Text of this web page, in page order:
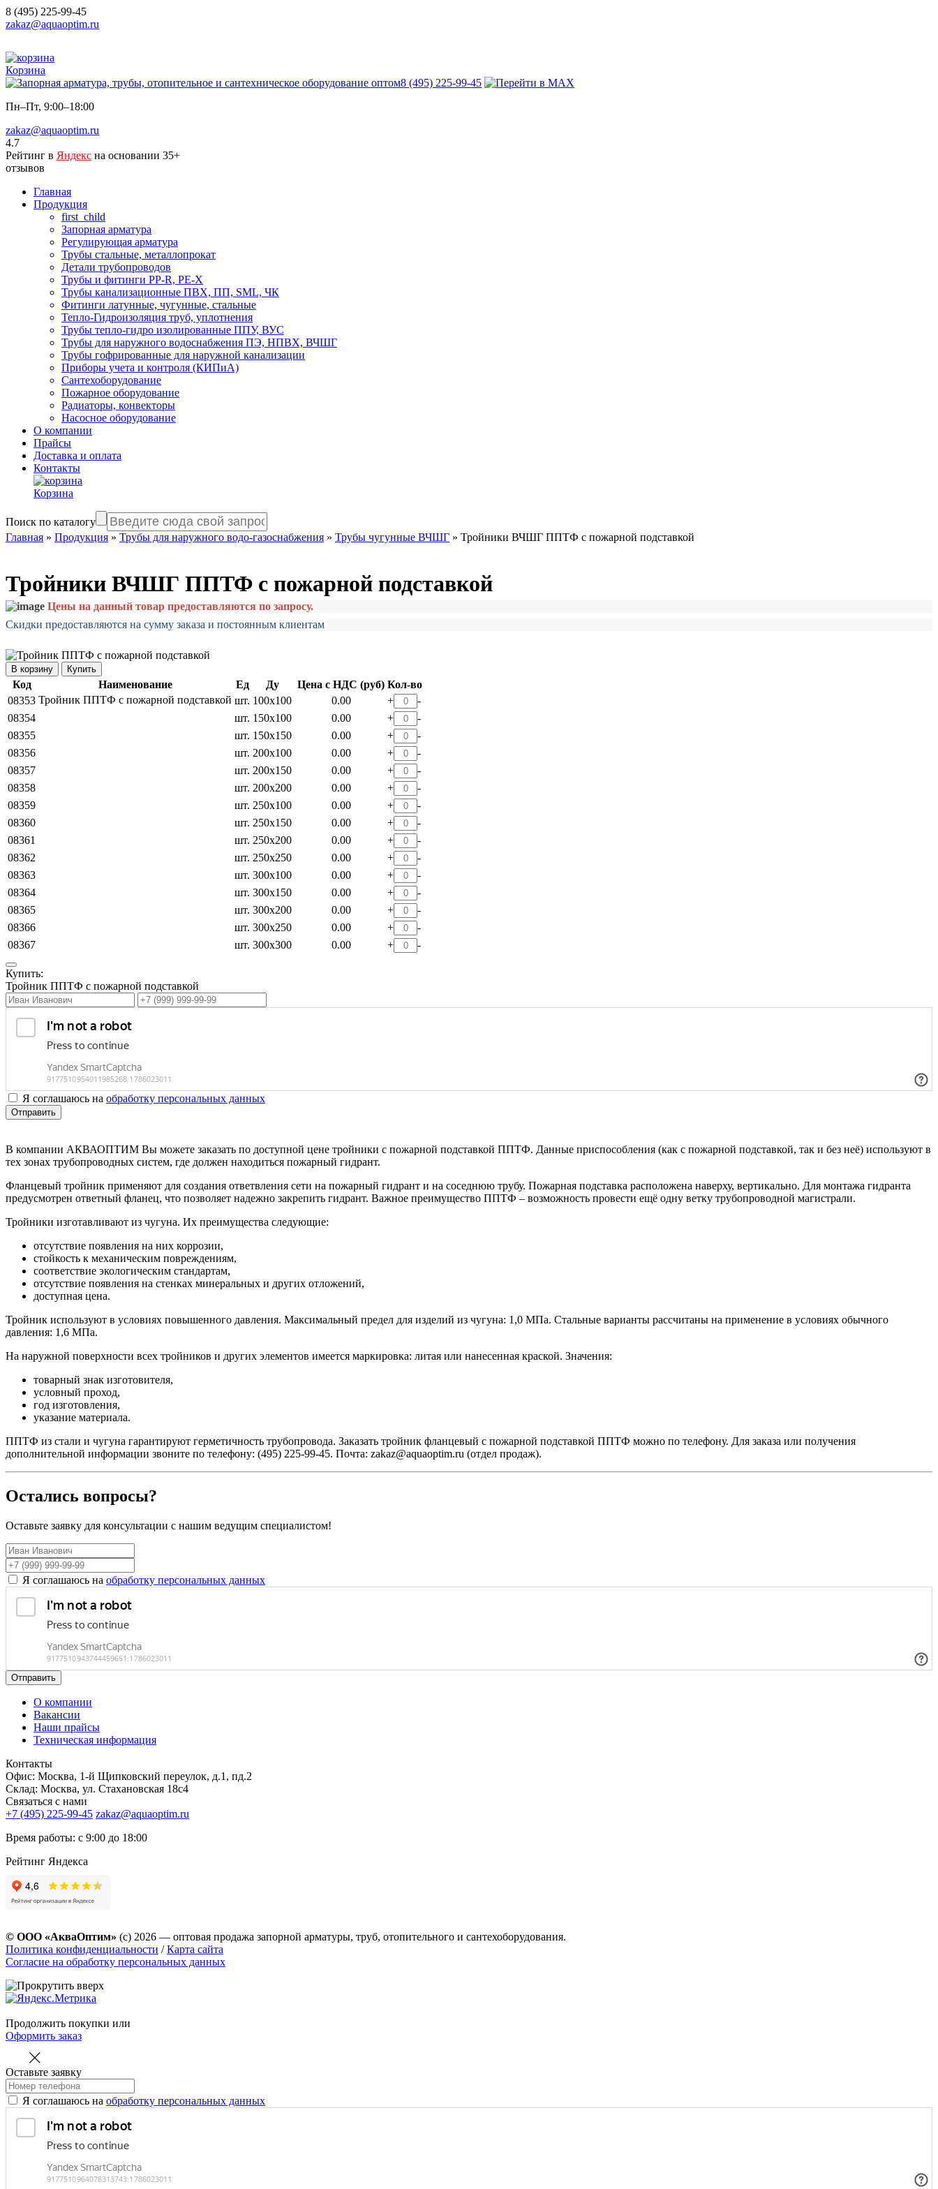
8 (495) 225-99-45
zakaz@aquaoptim.ru
Корзина
8 (495) 225-99-45
Пн–Пт, 9:00–18:00
zakaz@aquaoptim.ru
4.7
Рейтинг в Яндекс на основании 35+
отзывов
Главная
Продукция
first_child
Запорная арматура
Регулирующая арматура
Трубы стальные, металлопрокат
Детали трубопроводов
Трубы и фитинги PP-R, PE-X
Трубы канализационные ПВХ, ПП, SML, ЧК
Фитинги латунные, чугунные, стальные
Тепло-Гидроизоляция труб, уплотнения
Трубы тепло-гидро изолированные ППУ, ВУС
Трубы для наружного водоснабжения ПЭ, НПВХ, ВЧШГ
Трубы гофрированные для наружной канализации
Приборы учета и контроля (КИПиА)
Сантехоборудование
Пожарное оборудование
Радиаторы, конвекторы
Насосное оборудование
О компании
Прайсы
Доставка и оплата
Контакты
Корзина
Поиск по каталогу
Главная » Продукция » Трубы для наружного водо-газоснабжения » Трубы чугунные ВЧШГ » Тройники ВЧШГ ППТФ с пожарной подставкой
Тройники ВЧШГ ППТФ с пожарной подставкой
Цены на данный товар предоставляются по запросу.
Скидки предоставляются на сумму заказа и постоянным клиентам
Купить
Код Наименование Ед Ду Цена с НДС (руб) Кол-во
08353 Тройник ППТФ с пожарной подставкой шт. 100х100 0.00 +
-
08354
шт. 150х100 0.00 +
-
08355
шт. 150х150 0.00 +
-
08356
шт. 200х100 0.00 +
-
08357
шт. 200х150 0.00 +
-
08358
шт. 200х200 0.00 +
-
08359
шт. 250х100 0.00 +
-
08360
шт. 250х150 0.00 +
-
08361
шт. 250х200 0.00 +
-
08362
шт. 250х250 0.00 +
-
08363
шт. 300х100 0.00 +
-
08364
шт. 300х150 0.00 +
-
08365
шт. 300х200 0.00 +
-
08366
шт. 300х250 0.00 +
-
08367
шт. 300х300 0.00 + -
Купить:
Тройник ППТФ с пожарной подставкой
Я соглашаюсь на обработку персональных данных
Отправить
В компании АКВАОПТИМ Вы можете заказать по доступной цене тройники с пожарной подставкой ППТФ. Данные приспособления (как с пожарной подставкой, так и без неё) используют в
тех зонах трубопроводных систем, где должен находиться пожарный гидрант.
Фланцевый тройник применяют для создания ответвления сети на пожарный гидрант и на соседнюю трубу. Пожарная подставка расположена наверху, вертикально. Для монтажа гидранта
предусмотрен ответный фланец, что позволяет надежно закрепить гидрант. Важное преимущество ППТФ – возможность провести ещё одну ветку трубопроводной магистрали.
Тройники изготавливают из чугуна. Их преимущества следующие:
отсутствие появления на них коррозии,
стойкость к механическим повреждениям,
соответствие экологическим стандартам,
отсутствие появления на стенках минеральных и других отложений,
доступная цена.
Тройник используют в условиях повышенного давления. Максимальный предел для изделий из чугуна: 1,0 МПа. Стальные варианты рассчитаны на применение в условиях обычного
давления: 1,6 МПа.
На наружной поверхности всех тройников и других элементов имеется маркировка: литая или нанесенная краской. Значения:
товарный знак изготовителя,
условный проход,
год изготовления,
указание материала.
ППТФ из стали и чугуна гарантируют герметичность трубопровода. Заказать тройник фланцевый с пожарной подставкой ППТФ можно по телефону. Для заказа или получения
дополнительной информации звоните по телефону: (495) 225-99-45. Почта: zakaz@aquaoptim.ru (отдел продаж).
Остались вопросы?
Оставьте заявку для консультации с нашим ведущим специалистом!
Я соглашаюсь на обработку персональных данных
Отправить
О компании
Вакансии
Наши прайсы
Техническая информация
Контакты
Офис: Москва, 1-й Щипковский переулок, д.1, пд.2
Склад: Москва, ул. Стахановская 18с4
Связаться с нами
+7 (495) 225-99-45 zakaz@aquaoptim.ru
Время работы: с 9:00 до 18:00
Рейтинг Яндекса
© ООО «АкваОптим» (с) 2026 — оптовая продажа запорной арматуры, труб, отопительного и сантехоборудования.
Политика конфиденциальности /Карта сайта
Согласие на обработку персональных данных
Продолжить покупки или
Оформить заказ
Оставьте заявку
Я соглашаюсь на обработку персональных данных